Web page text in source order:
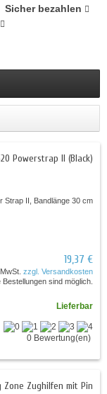
Sicher bezahlen
Powerstrap II (Black)
Strap II, Bandlänge 30 cm
19,37 €
zzgl. Versandkosten
sind möglich.
Lieferbar
0 Bewertung(en)
Zone Zughilfen mit Pin